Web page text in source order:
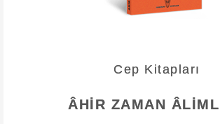
Cep Kitapları
ÂHİR ZAMAN